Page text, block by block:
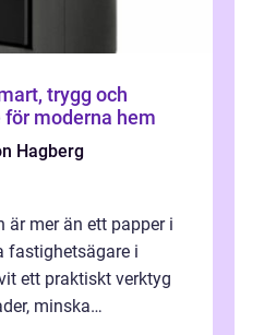
moderna hem
Hagberg
är mer än ett papper i
fastighetsägare i
ett praktiskt verktyg
minska